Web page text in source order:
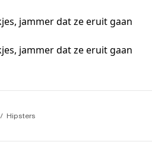
jammer dat ze eruit gaan
jammer dat ze eruit gaan
Hipsters